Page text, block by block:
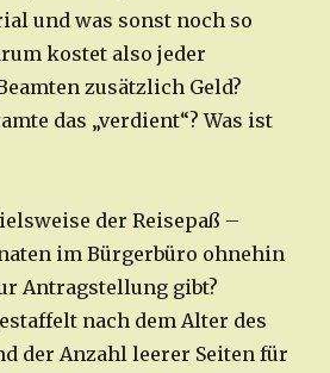
und was sonst noch so
kostet also jeder
zusätzlich Geld?
das „verdient“? Was ist
der Reisepaß –
im Bürgerbüro ohnehin
Antragstellung gibt?
nach dem Alter des
der Anzahl leerer Seiten für